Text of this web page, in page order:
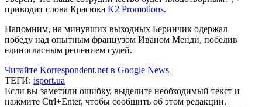
приводит слова Красюка K2 Promotions.
Напомним, на минувших выходных Беринчик одержал
победу над опытным французом Иваном Менди, победив
единогласным решением судей.
Читайте Korrespondent.net в Google News
ТЕГИ: isport.ua
Если вы заметили ошибку, выделите необходимый текст и
нажмите Ctrl+Enter, чтобы сообщить об этом редакции.